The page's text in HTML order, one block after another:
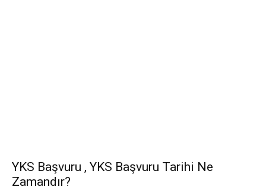
YKS Başvuru , YKS Başvuru Tarihi Ne
Zamandır?